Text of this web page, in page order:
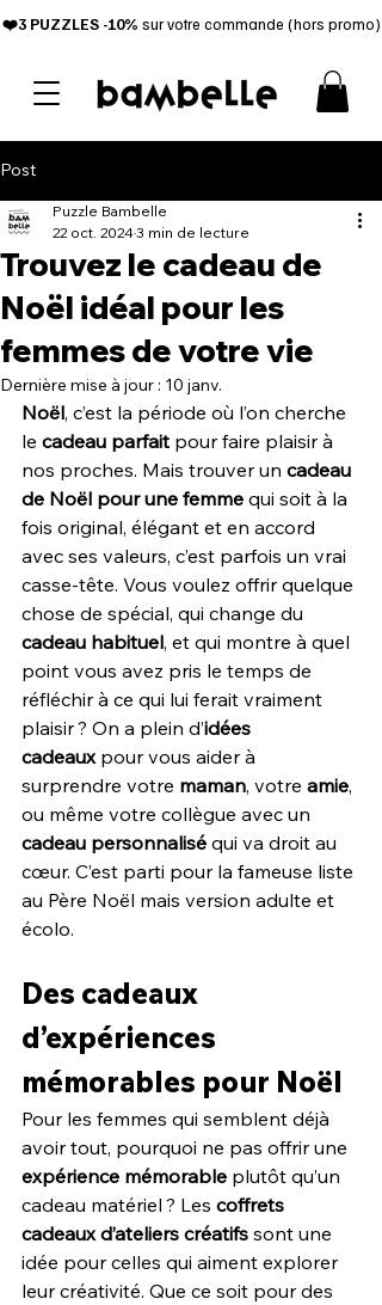
❤️3 PUZZLES -10% sur votre commande (hors promo)
Post
Trouvez le cadeau de
Noël idéal pour les
femmes de votre vie
Puzzle Bambelle
22 oct. 20243 min de lecture
Dernière mise à jour : 10 janv.
Noël, c’est la période où l’on cherche
le cadeau parfait pour faire plaisir à
nos proches. Mais trouver un cadeau
de Noël pour une femme qui soit à la
fois original, élégant et en accord
avec ses valeurs, c’est parfois un vrai
casse-tête. Vous voulez offrir quelque
chose de spécial, qui change du
cadeau habituel, et qui montre à quel
point vous avez pris le temps de
réfléchir à ce qui lui ferait vraiment
plaisir ? On a plein d’idées
cadeaux pour vous aider à
surprendre votre maman, votre amie,
ou même votre collègue avec un
cadeau personnalisé qui va droit au
cœur. C’est parti pour la fameuse liste
au Père Noël mais version adulte et
écolo.
Des cadeaux
d’expériences
mémorables pour Noël
Pour les femmes qui semblent déjà
avoir tout, pourquoi ne pas offrir une
expérience mémorable plutôt qu’un
cadeau matériel ? Les coffrets
cadeaux d’ateliers créatifs sont une
idée pour celles qui aiment explorer
leur créativité. Que ce soit pour des